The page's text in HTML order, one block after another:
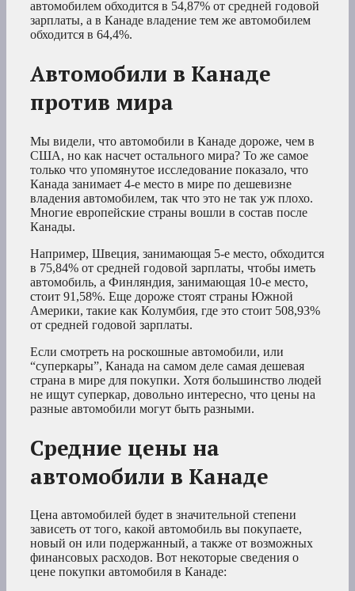
автомобилем обходится в 54,87% от средней годовой
зарплаты, а в Канаде владение тем же автомобилем
обходится в 64,4%.
Автомобили в Канаде
против мира
Мы видели, что автомобили в Канаде дороже, чем в
США, но как насчет остального мира? То же самое
только что упомянутое исследование показало, что
Канада занимает 4-е место в мире по дешевизне
владения автомобилем, так что это не так уж плохо.
Многие европейские страны вошли в состав после
Канады.
Например, Швеция, занимающая 5-е место, обходится
в 75,84% от средней годовой зарплаты, чтобы иметь
автомобиль, а Финляндия, занимающая 10-е место,
стоит 91,58%. Еще дороже стоят страны Южной
Америки, такие как Колумбия, где это стоит 508,93%
от средней годовой зарплаты.
Если смотреть на роскошные автомобили, или
“суперкары”, Канада на самом деле самая дешевая
страна в мире для покупки. Хотя большинство людей
не ищут суперкар, довольно интересно, что цены на
разные автомобили могут быть разными.
Средние цены на
автомобили в Канаде
Цена автомобилей будет в значительной степени
зависеть от того, какой автомобиль вы покупаете,
новый он или подержанный, а также от возможных
финансовых расходов. Вот некоторые сведения о
цене покупки автомобиля в Канаде: